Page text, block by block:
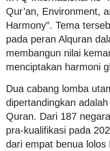
Qur’an, Environment,
Harmony”. Tema
pada peran Alquran
membangun nilai
menciptakan harmoni
Dua cabang lomba
dipertandingkan
Quran. Dari 187
pra-kualifikasi pada
dari empat benua lolos